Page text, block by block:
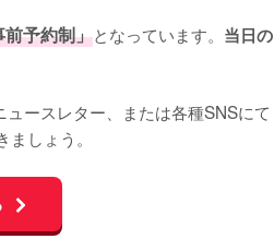
予約制」となっています。 当日の
ュースレター、または各種SNSにて
しょう。